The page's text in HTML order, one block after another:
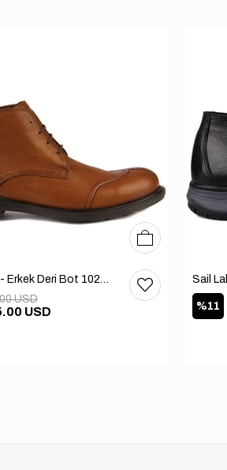
Sail Lakers - Erkek Deri Bot 102-1599-1458
USD
USD
40 41
%11